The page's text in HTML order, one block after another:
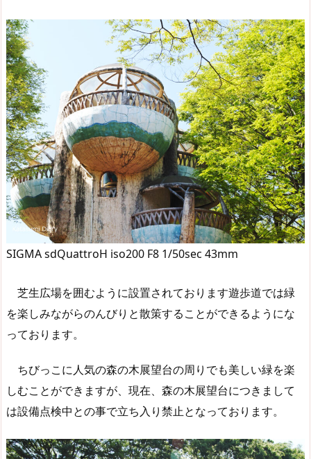
SIGMA sdQuattroH iso200 F8 1/50sec 43mm
芝生広場を囲むように設置されております遊歩道では緑
を楽しみながらのんびりと散策することができるようにな
っております。
ちびっこに人気の森の木展望台の周りでも美しい緑を楽
しむことができますが、現在、森の木展望台につきまして
は設備点検中との事で立ち入り禁止となっております。